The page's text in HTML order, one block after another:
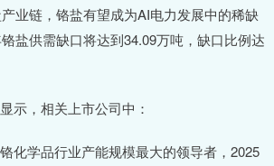
业链，铬盐有望成为AI电力发展中的稀缺
盐供需缺口将达到34.09万吨，缺口比例达
，相关上市公司中：
学品行业产能规模最大的领导者，2025